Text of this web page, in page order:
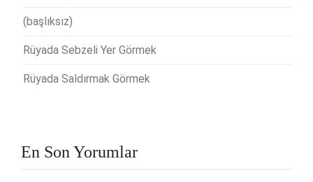
(başlıksız)
Rüyada Sebzeli Yer Görmek
Rüyada Saldırmak Görmek
En Son Yorumlar